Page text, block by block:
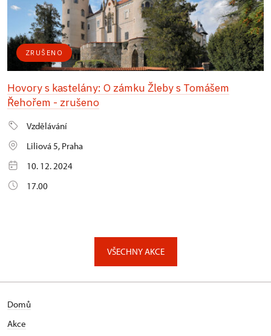
ZRUŠENO
Hovory s kastelány: O zámku Žleby s Tomášem
Řehořem - zrušeno
Vzdělávání
Liliová 5, Praha
10. 12. 2024
17.00
VŠECHNY AKCE
Domů
Akce